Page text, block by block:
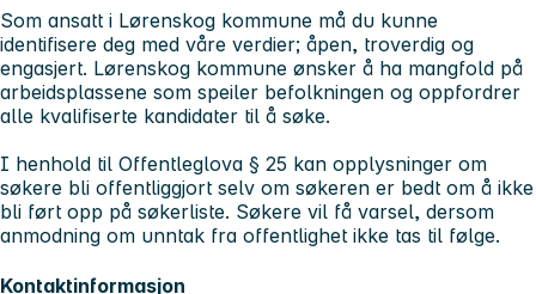
Som ansatt i Lørenskog kommune må du kunne
identifisere deg med våre verdier; åpen, troverdig og
engasjert. Lørenskog kommune ønsker å ha mangfold på
arbeidsplassene som speiler befolkningen og oppfordrer
alle kvalifiserte kandidater til å søke.
I henhold til Offentleglova § 25 kan opplysninger om
søkere bli offentliggjort selv om søkeren er bedt om å ikke
bli ført opp på søkerliste. Søkere vil få varsel, dersom
anmodning om unntak fra offentlighet ikke tas til følge.
Kontaktinformasjon